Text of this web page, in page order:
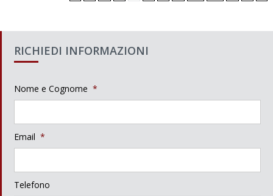
RICHIEDI INFORMAZIONI
Nome e Cognome *
Email *
Telefono